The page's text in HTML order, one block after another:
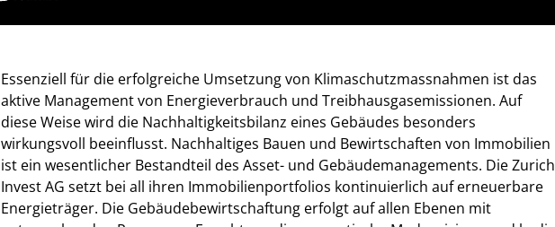
Essenziell für die erfolgreiche Umsetzung von Klimaschutzmassnahmen ist das
aktive Management von Energieverbrauch und Treibhausgasemissionen. Auf
diese Weise wird die Nachhaltigkeitsbilanz eines Gebäudes besonders
wirkungsvoll beeinflusst. Nachhaltiges Bauen und Bewirtschaften von Immobilien
ist ein wesentlicher Bestandteil des Asset- und Gebäudemanagements. Die Zurich
Invest AG setzt bei all ihren Immobilienportfolios kontinuierlich auf erneuerbare
Energieträger. Die Gebäudebewirtschaftung erfolgt auf allen Ebenen mit